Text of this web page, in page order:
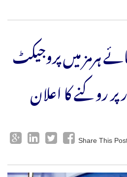
ہرمز میں پروجیکٹ
روکنے کا اعلان
Share This